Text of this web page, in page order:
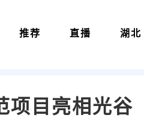
推荐 直播 湖北
项目亮相光谷